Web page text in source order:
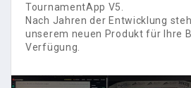
TournamentApp V5.
Nach Jahren der Entwicklung
unserem neuen Produkt für Ihre
Verfügung.